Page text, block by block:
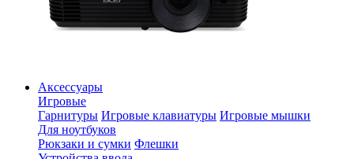
Аксессуары
Игровые
Гарнитуры Игровые клавиатуры Игровые мышки
Для ноутбуков
Рюкзаки и сумки Флешки